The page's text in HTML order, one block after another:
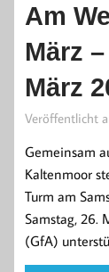
Am
März
März
Veröffentlicht
Gemeinsam
Kaltenmoor
Turm am
Samstag, 26.
(GfA)